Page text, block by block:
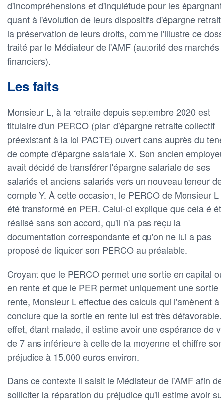
d'incompréhensions et d'inquiétude pour les
quant à l'évolution de leurs dispositifs d'épargne
la préservation de leurs droits, comme l'illustre ce
traité par le Médiateur de l'AMF (autorité des marchés
financiers).
Les faits
Monsieur L, à la retraite depuis septembre 2020 est
titulaire d'un PERCO (plan d'épargne retraite collectif
préexistant à la loi PACTE) ouvert dans auprès du
de compte d'épargne salariale X. Son ancien
avait décidé de transférer l'épargne salariale de ses
salariés et anciens salariés vers un nouveau teneur
compte Y. À cette occasion, le PERCO de Monsieur L
été transformé en PER. Celui-ci explique que cela é
réalisé sans son accord, qu'il n'a pas reçu la
documentation correspondante et qu'on ne lui a pas
proposé de liquider son PERCO au préalable.
Croyant que le PERCO permet une sortie en capital
en rente et que le PER permet uniquement une sortie
rente, Monsieur L effectue des calculs qui l'amènent à
conclure que la sortie en rente lui est très
effet, étant malade, il estime avoir une espérance de
de 7 ans inférieure à celle de la moyenne et chiffre
préjudice à 15.000 euros environ.
Dans ce contexte il saisit le Médiateur de l'AMF afin
solliciter la réparation du préjudice qu'il estime avoir